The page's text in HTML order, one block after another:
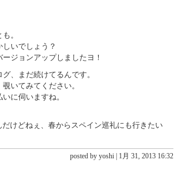
。
いでしょう？
ジョンアップしましたヨ！
、まだ続けてるんです。
いてみてください。
に伺いますね。
けどねぇ、春からスペイン巡礼にも行きたい
posted by yoshi 1月 31, 2013 16:32